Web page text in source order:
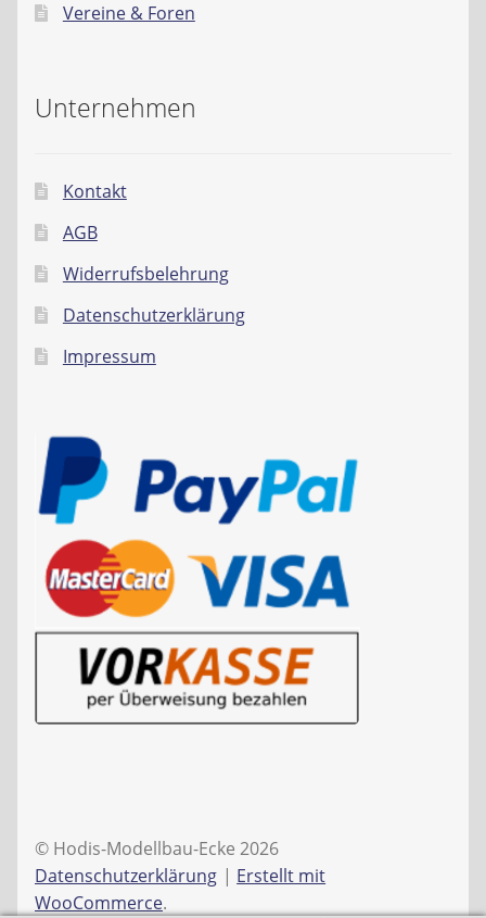
Vereine & Foren
Unternehmen
Kontakt
AGB
Widerrufsbelehrung
Datenschutzerklärung
Impressum
© Hodis-Modellbau-Ecke 2026
Datenschutzerklärung
Erstellt mit
WooCommerce.